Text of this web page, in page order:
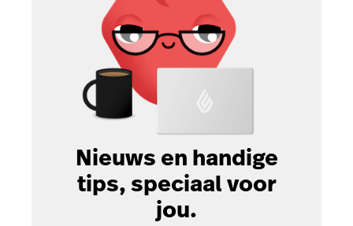
Nieuws en handige
tips, speciaal voor
jou.